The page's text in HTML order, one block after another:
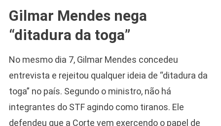
Gilmar Mendes nega
“ditadura da toga”
No mesmo dia 7, Gilmar Mendes concedeu
entrevista e rejeitou qualquer ideia de “ditadura da
toga” no país. Segundo o ministro, não há
integrantes do STF agindo como tiranos. Ele
defendeu que a Corte vem exercendo o papel de